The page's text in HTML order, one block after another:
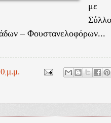
με
– Φουστανελοφόρων...
μ.μ.